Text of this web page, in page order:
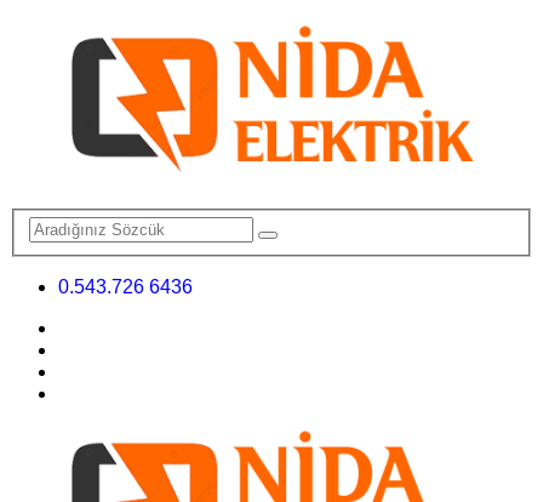
0.543.726 6436